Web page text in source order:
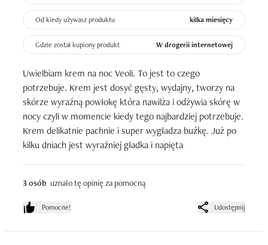
Od kiedy używasz produktu kilka miesięcy
Gdzie został kupiony produkt W drogerii internetowej
Uwielbiam krem na noc Veoli. To jest to czego
potrzebuje. Krem jest dosyć gęsty, wydajny, tworzy na
skórze wyraźną powłokę która nawilża i odżywia skórę w
nocy czyli w momencie kiedy tego najbardziej potrzebuje.
Krem delikatnie pachnie i super wygładza buźkę. Już po
kilku dniach jest wyraźniej gładka i napięta
3 osób uznało tę opinię za pomocną
Pomocne! Udostępnij